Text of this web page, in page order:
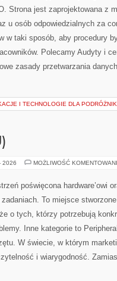
Strona jest zaprojektowana z
u osób odpowiedzialnych za
w taki sposób, aby procedury
Polecamy Audyty i
zasady przetwarzania
I TECHNOLOGIE DLA
2026 MOŻLIWOŚĆ
poświęcona hardware’owi
To miejsce
o tych, którzy potrzebują
Inne kategorie to
W świecie, w którym
i wiarygodność.